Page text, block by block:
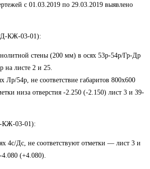
с 01.03.2019 по 29.03.2019 выявлено
КЖ-03-01):
стены (200 мм) в осях 53р-54р/Гр-Др
на листе 2 и 25.
Лр/54р, не соответствие габаритов 800х600
низа отверстия -2.250 (-2.150) лист 3 и 39-
КЖ-03-01):
4с/Дс, не соответствуют отметки — лист 3 и
4.080 (+4.080).